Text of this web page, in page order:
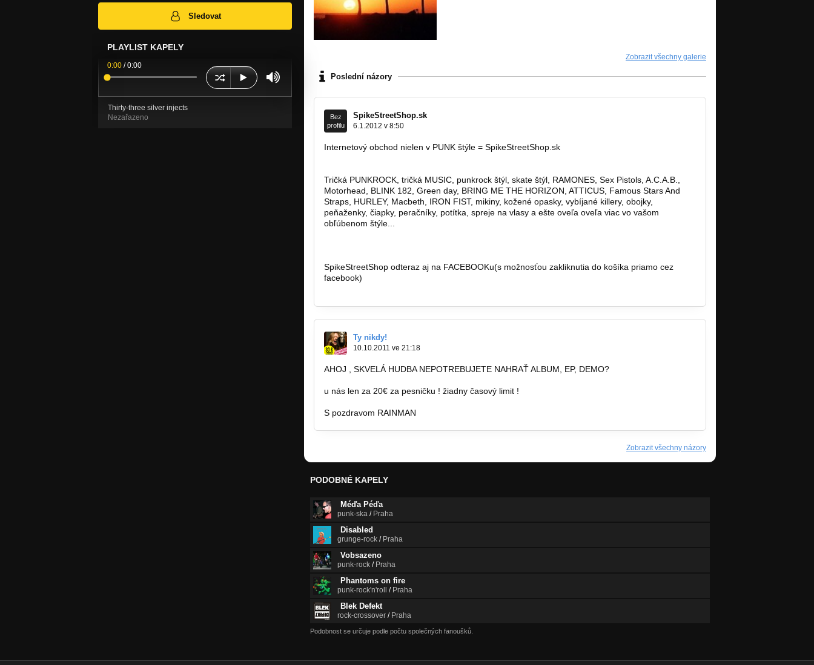
Sledovat
PLAYLIST KAPELY
0:00 /0:00
Thirty-three silver injects
Nezařazeno
Zobrazit všechny galerie
Poslední názory
Bez
profilu
SpikeStreetShop.sk
6.1.2012 v 8:50
Internetový obchod nielen v PUNK štýle = SpikeStreetShop.sk
Tričká PUNKROCK, tričká MUSIC, punkrock štýl, skate štýl, RAMONES, Sex Pistols, A.C.A.B.,
Motorhead, BLINK 182, Green day, BRING ME THE HORIZON, ATTICUS, Famous Stars And
Straps, HURLEY, Macbeth, IRON FIST, mikiny, kožené opasky, vybíjané killery, obojky,
peňaženky, čiapky, peračníky, potítka, spreje na vlasy a ešte oveľa oveľa viac vo vašom
obľúbenom štýle...
SpikeStreetShop odteraz aj na FACEBOOKu(s možnosťou zakliknutia do košíka priamo cez
facebook)
Ty nikdy!
10.10.2011 ve 21:18
AHOJ , SKVELÁ HUDBA NEPOTREBUJETE NAHRAŤ ALBUM, EP, DEMO?
u nás len za 20€ za pesničku ! žiadny časový limit !
S pozdravom RAINMAN
Zobrazit všechny názory
PODOBNÉ KAPELY
Méďa Péďa
punk-ska / Praha
Disabled
grunge-rock / Praha
Vobsazeno
punk-rock / Praha
Phantoms on fire
punk-rock'n'roll / Praha
Blek Defekt
rock-crossover / Praha
Podobnost se určuje podle počtu společných fanoušků.